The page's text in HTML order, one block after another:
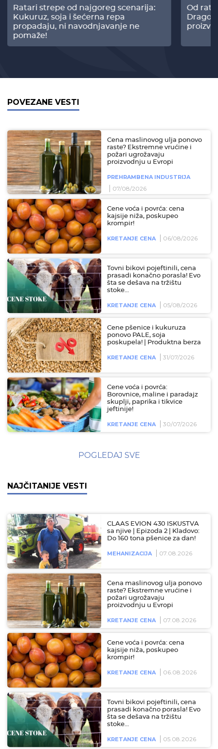
Ratari strepe od najgoreg scenarija:
Kukuruz, soja i šećerna repa
propadaju, ni navodnjavanje ne
pomaže!
Od
POVEZANE VESTI
Cena maslinovog ulja ponovo
raste? Ekstremne vrućine i
požari ugrožavaju
proizvodnju u Evropi
PREHRAMBENA INDUSTRIJA
07/08/2026
Cene voća i povrća: cena
kajsije niža, poskupeo
krompir!
KRETANJE CENA 06/08/2026
Tovni bikovi pojeftinili, cena
prasadi konačno porasla! Evo
šta se dešava na tržištu
stoke...
KRETANJE CENA 05/08/2026
Cene pšenice i kukuruza
ponovo PALE, soja
poskupela! | Produktna berza
KRETANJE CENA 31/07/2026
Cene voća i povrća:
Borovnice, maline i paradajz
skuplji, paprika i tikvice
jeftinije!
KRETANJE CENA 30/07/2026
POGLEDAJ SVE
NAJČITANIJE VESTI
CLAAS EVION 430 ISKUSTVA
sa njive | Epizoda 2 | Kladovo:
Do 160 tona pšenice za dan!
MEHANIZACIJA 07.08.2026
Cena maslinovog ulja ponovo
raste? Ekstremne vrućine i
požari ugrožavaju
proizvodnju u Evropi
KRETANJE CENA 07.08.2026
Cene voća i povrća: cena
kajsije niža, poskupeo
krompir!
KRETANJE CENA 06.08.2026
Tovni bikovi pojeftinili, cena
prasadi konačno porasla! Evo
šta se dešava na tržištu
stoke…
KRETANJE CENA 05.08.2026